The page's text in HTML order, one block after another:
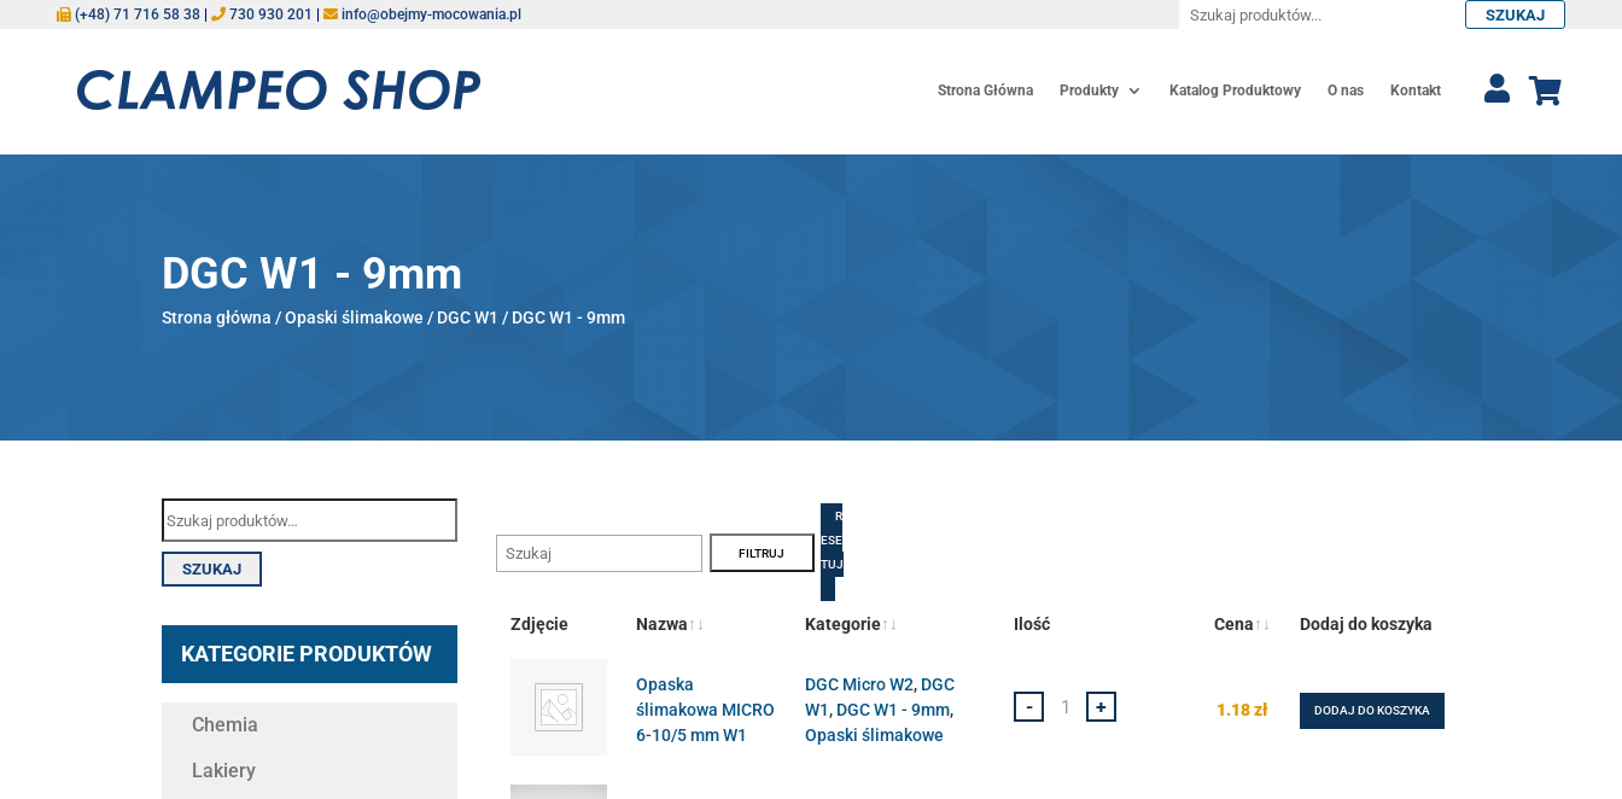
(+48) 71 716 58 38 730 930 201 info@obejmy-mocowania.pl SZUKAJ
Strona Główna Produkty Katalog Produktowy O nas Kontakt
DGC W1 - 9mm
Strona główna /Opaski ślimakowe / DGC W1 / DGC W1 - 9mm
Szukaj:
SZUKAJ
KATEGORIE PRODUKTÓW
Chemia
Lakiery
R
ESE
TUJ
Zdjęcie Nazwa Kategorie Ilość Cena Dodaj do koszyka
Opaska
ślimakowa MICRO
6-10/5 mm W1
DGC Micro W2, DGC
W1, DGC W1 - 9mm,
Opaski ślimakowe
- + 1.18zł DODAJ DO KOSZYKA